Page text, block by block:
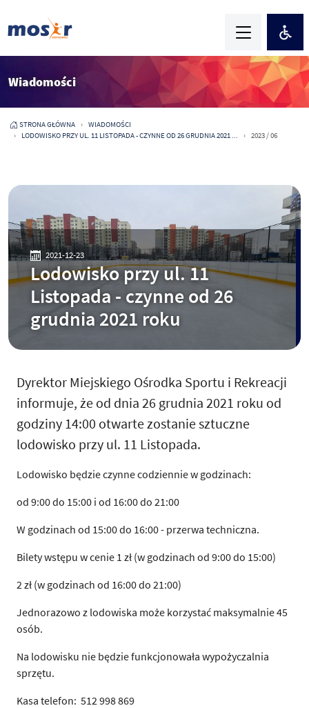
Wiadomości
STRONA GŁÓWNA
WIADOMOŚCI
LODOWISKO PRZY UL. 11 LISTOPADA - CZYNNE OD 26 GRUDNIA 2021 ...
2023 / 06
2021-12-23
Lodowisko przy ul. 11
Listopada - czynne od 26
grudnia 2021 roku
Dyrektor Miejskiego Ośrodka Sportu i Rekreacji
informuje, że od dnia 26 grudnia 2021 roku od
godziny 14:00 otwarte zostanie sztuczne
lodowisko przy ul. 11 Listopada.
Lodowisko będzie czynne codziennie w godzinach:
od 9:00 do 15:00 i od 16:00 do 21:00
W godzinach od 15:00 do 16:00 - przerwa techniczna.
Bilety wstępu w cenie 1 zł (w godzinach od 9:00 do 15:00)
2 zł (w godzinach od 16:00 do 21:00)
Jednorazowo z lodowiska może korzystać maksymalnie 45
osób.
Na lodowisku nie będzie funkcjonowała wypożyczalnia
sprzętu.
Kasa telefon: 512 998 869